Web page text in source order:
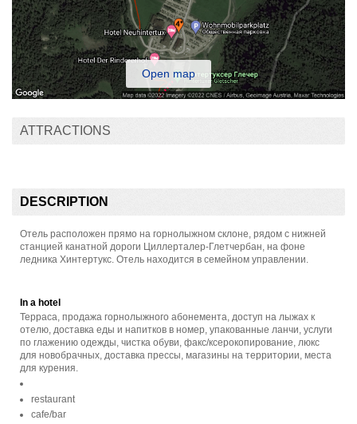
Open map
ATTRACTIONS
DESCRIPTION
Отель расположен прямо на горнолыжном склоне, рядом с нижней
станцией канатной дороги Циллерталер-Глетчербан, на фоне
ледника Хинтертукс. Отель находится в семейном управлении.
In a hotel
Терраса, продажа горнолыжного абонемента, доступ на лыжах к
отелю, доставка еды и напитков в номер, упакованные ланчи, услуги
по глажению одежды, чистка обуви, факс/ксерокопирование, люкс
для новобрачных, доставка прессы, магазины на территории, места
для курения.
restaurant
cafe/bar